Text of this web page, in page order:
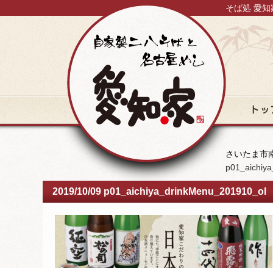
そば処 愛
さいたま市
2019/10/09 p01_aichiya_drinkMenu_201910_ol